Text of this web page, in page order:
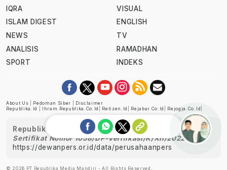
IQRA
ISLAM DIGEST
NEWS
ANALISIS
SPORT
VISUAL
ENGLISH
TV
RAMADHAN
INDEKS
About Us Pedoman Siber
Disclaimer
Republika.id
Ihram.republika.co.id Retizen.id Rejabar.co.id Rejogja.co.id
Republika telah diverifikasi oleh Dewan Pers
Sertifikat Nomor 1058/DP-Verifikasi/K/XII/2022
https://dewanpers.or.id/data/perusahaanpers
© 2026 PT Republika Media Mandiri - All Rights Reserved.